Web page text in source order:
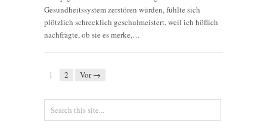
Gesundheitssystem zerstören würden, fühlte sich
plötzlich schrecklich geschulmeistert, weil ich höflich
nachfragte, ob sie es merke,…
1 2 Vor →